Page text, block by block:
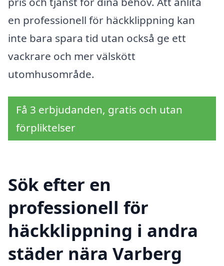
en professionell för häckklippning kan
inte bara spara tid utan också ge ett
vackrare och mer välskött
utomhusområde.
Få 3 erbjudanden, gratis och utan
förpliktelser
Sök efter en
professionell för
häckklippning i andra
städer nära Varberg